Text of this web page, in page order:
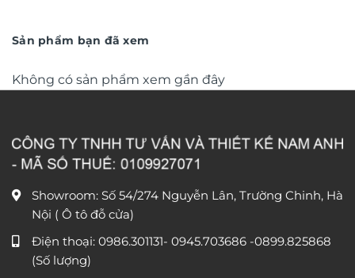
Sản phẩm bạn đã xem
Không có sản phẩm xem gần đây
Showroom: Số 54/274 Nguyễn Lân, Trường Chinh, Hà
Nội ( Ô tô đỗ cửa)
Điện thoại: 0986.301131- 0945.703686 -0899.825868
(Số lượng)